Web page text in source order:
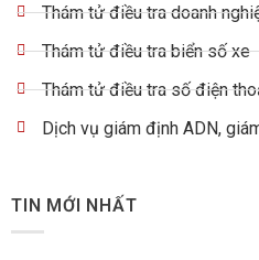
Thám tử điều tra doanh
Thám tử điều tra biển số xe
Thám tử điều tra số điện
Dịch vụ giám định ADN,
TIN MỚI NHẤT